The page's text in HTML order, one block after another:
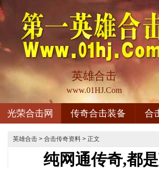
英雄合击
www.01HJ.Com
光荣合击网 传奇合击装备 合
英雄合击 > 合击传奇资料 > 正文
纯网通传奇,都